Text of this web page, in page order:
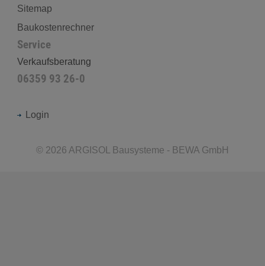
Sitemap
Baukostenrechner
Service
Verkaufsberatung
06359 93 26-0
Login
© 2026 ARGISOL Bausysteme - BEWA GmbH